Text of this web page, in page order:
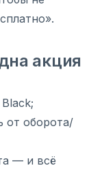
акция
от оборота/
— и всё